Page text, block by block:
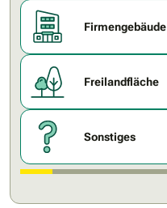
Firmengebäude
Freilandfläche
Sonstiges